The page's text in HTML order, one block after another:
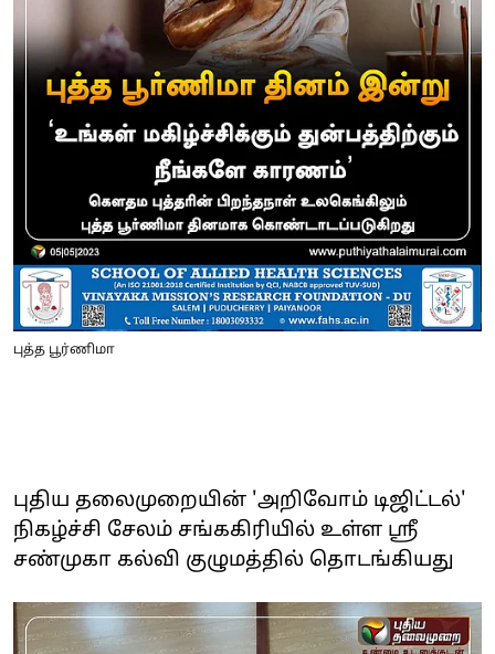
புத்த பூர்ணிமா
புதிய தலைமுறையின் 'அறிவோம் டிஜிட்டல்'
நிகழ்ச்சி சேலம் சங்ககிரியில் உள்ள ஸ்ரீ
சண்முகா கல்வி குழுமத்தில் தொடங்கியது